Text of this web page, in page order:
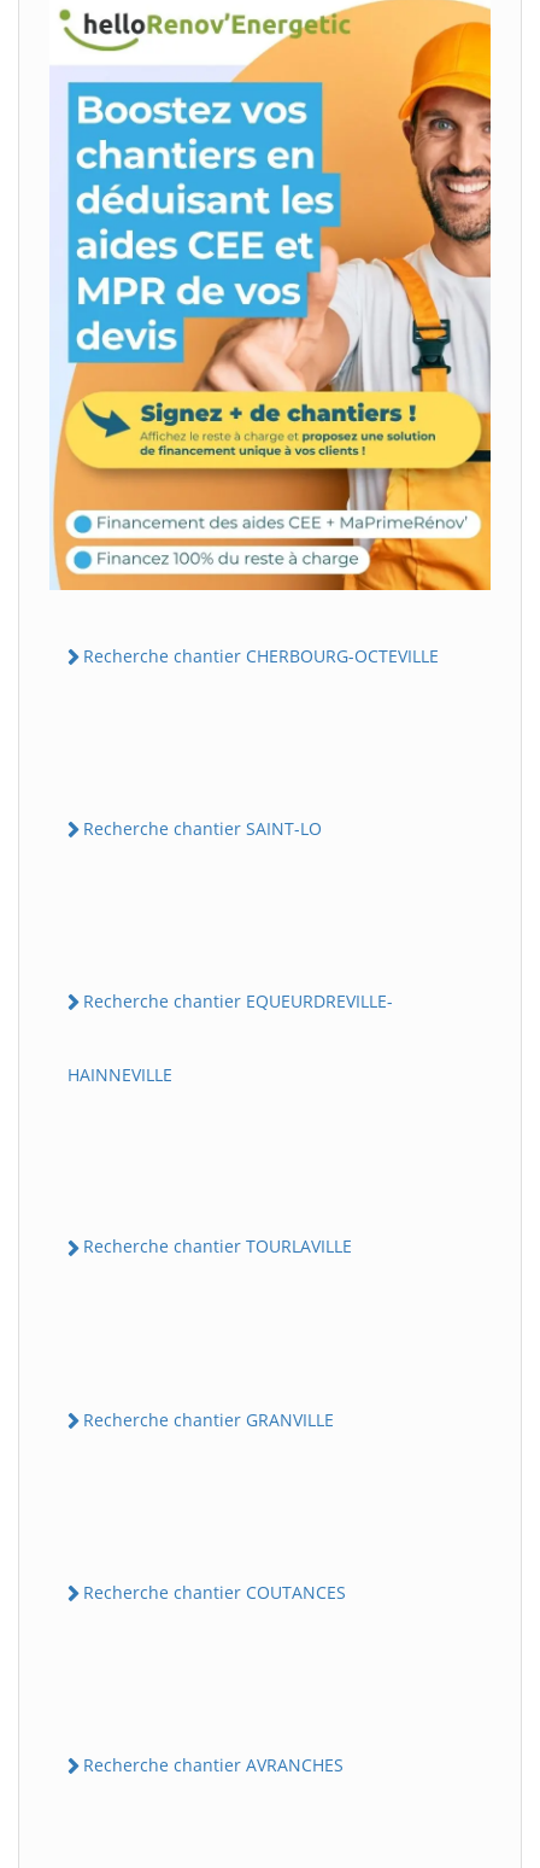
Recherche chantier CHERBOURG-OCTEVILLE
Recherche chantier SAINT-LO
Recherche chantier EQUEURDREVILLE-
HAINNEVILLE
Recherche chantier TOURLAVILLE
Recherche chantier GRANVILLE
Recherche chantier COUTANCES
Recherche chantier AVRANCHES